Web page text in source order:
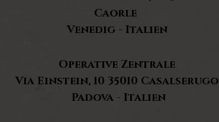
Caorle
Venedig - Italien
Operative Zentrale
Via Einstein, 10 35010 Casalserugo
Padova - Italien